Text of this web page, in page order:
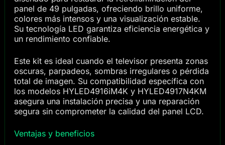
panel de 49 pulgadas, ofreciendo brillo uniforme,
colores más intensos y una visualización estable.
Su tecnología LED garantiza eficiencia energética y
un rendimiento confiable.
Este kit es ideal cuando el televisor presenta zonas
oscuras, parpadeos, sombras irregulares o pérdida
total de imagen. Su compatibilidad específica con
los modelos HYLED4916iM4K y HYLED4917N4KM
asegura una instalación precisa y una reparación
segura sin comprometer la calidad del panel LCD.
Ventajas y beneficios